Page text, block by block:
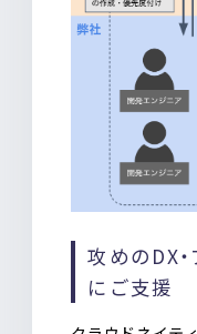
攻めのDX
にご支援